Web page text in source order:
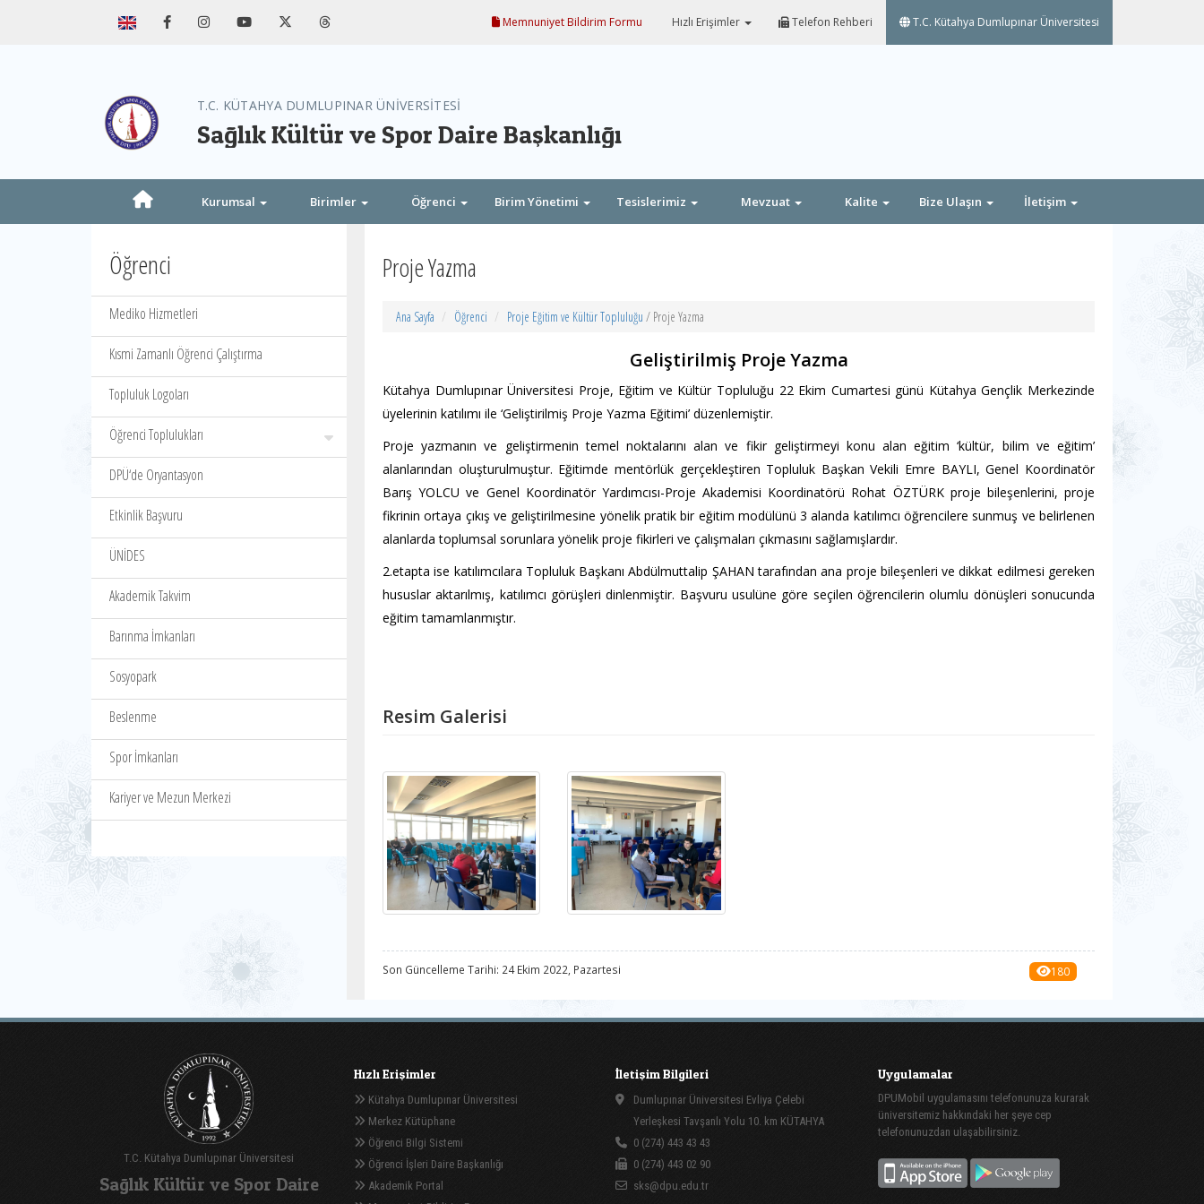
Memnuniyet Bildirim Formu Hızlı Erişimler Telefon Rehberi T.C. Kütahya Dumlupınar Üniversitesi
T.C. KÜTAHYA DUMLUPINAR ÜNİVERSİTESİ
Sağlık Kültür ve Spor Daire Başkanlığı
Kurumsal Birimler Öğrenci Birim Yönetimi Tesislerimiz Mevzuat Kalite Bize Ulaşın İletişim
Öğrenci
Mediko Hizmetleri
Kısmi Zamanlı Öğrenci Çalıştırma
Topluluk Logoları
Öğrenci Toplulukları
DPÜ‘de Oryantasyon
Etkinlik Başvuru
ÜNİDES
Akademik Takvim
Barınma İmkanları
Sosyopark
Beslenme
Spor İmkanları
Kariyer ve Mezun Merkezi
Proje Yazma
Ana Sayfa Öğrenci Proje Eğitim ve Kültür Topluluğu / Proje Yazma
Geliştirilmiş Proje Yazma
Kütahya Dumlupınar Üniversitesi Proje, Eğitim ve Kültür Topluluğu 22 Ekim Cumartesi günü Kütahya Gençlik Merkezinde
üyelerinin katılımı ile ‘Geliştirilmiş Proje Yazma Eğitimi’ düzenlemiştir.
Proje yazmanın ve geliştirmenin temel noktalarını alan ve fikir geliştirmeyi konu alan eğitim ‘kültür, bilim ve eğitim’
alanlarından oluşturulmuştur. Eğitimde mentörlük gerçekleştiren Topluluk Başkan Vekili Emre BAYLI, Genel Koordinatör
Barış YOLCU ve Genel Koordinatör Yardımcısı-Proje Akademisi Koordinatörü Rohat ÖZTÜRK proje bileşenlerini, proje
fikrinin ortaya çıkış ve geliştirilmesine yönelik pratik bir eğitim modülünü 3 alanda katılımcı öğrencilere sunmuş ve belirlenen
alanlarda toplumsal sorunlara yönelik proje fikirleri ve çalışmaları çıkmasını sağlamışlardır.
2.etapta ise katılımcılara Topluluk Başkanı Abdülmuttalip ŞAHAN tarafından ana proje bileşenleri ve dikkat edilmesi gereken
hususlar aktarılmış, katılımcı görüşleri dinlenmiştir. Başvuru usulüne göre seçilen öğrencilerin olumlu dönüşleri sonucunda
eğitim tamamlanmıştır.
Resim Galerisi
Son Güncelleme Tarihi: 24 Ekim 2022, Pazartesi 180
T.C. Kütahya Dumlupınar Üniversitesi
Sağlık Kültür ve Spor Daire
Hızlı Erişimler
Kütahya Dumlupınar Üniversitesi
Merkez Kütüphane
Öğrenci Bilgi Sistemi
Öğrenci İşleri Daire Başkanlığı
Akademik Portal
İletişim Bilgileri
Dumlupınar Üniversitesi Evliya Çelebi
Yerleşkesi Tavşanlı Yolu 10. km KÜTAHYA
0 (274) 443 43 43
0 (274) 443 02 90
sks@dpu.edu.tr
Uygulamalar
DPUMobil uygulamasını telefonunuza kurarak
üniversitemiz hakkındaki her şeye cep
telefonunuzdan ulaşabilirsiniz.